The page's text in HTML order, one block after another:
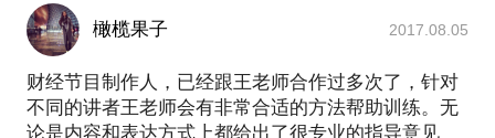
橄榄果子 2017.08.05
财经节目制作人，已经跟王老师合作过多次了，针对
不同的讲者王老师会有非常合适的方法帮助训练。无
论是内容和表达方式上都给出了很专业的指导意见